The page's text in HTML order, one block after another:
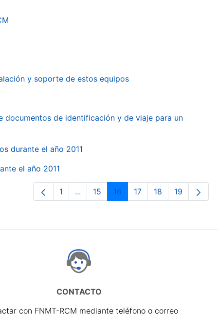
y soporte de estos equipos
de identificación y de viaje para un
durante el año 2011
el año 2011
Página
1 ...Páginas intermedias Use TAB para
Página
15 Página
16 Página
17 Página
18 Página
19
CONTACTO
con FNMT-RCM mediante teléfono o correo